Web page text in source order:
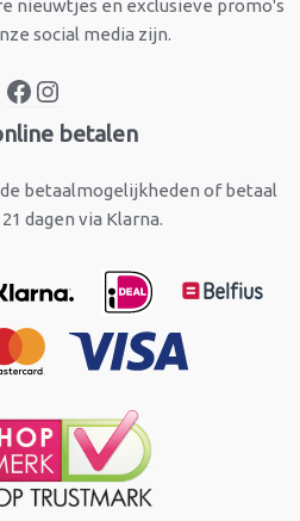
nieuwtjes en exclusieve promo's
social media zijn.
betalen
betaalmogelijkheden of betaal
dagen via Klarna.